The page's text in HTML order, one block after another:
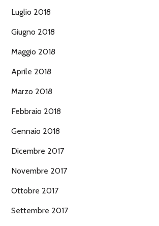
Luglio 2018
Giugno 2018
Maggio 2018
Aprile 2018
Marzo 2018
Febbraio 2018
Gennaio 2018
Dicembre 2017
Novembre 2017
Ottobre 2017
Settembre 2017